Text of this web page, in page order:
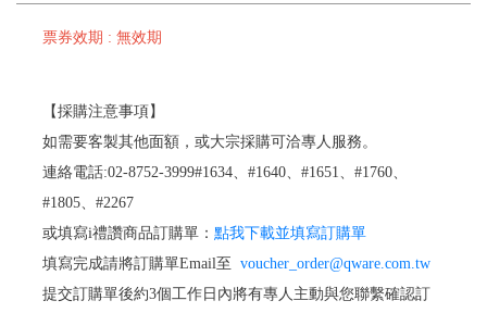
票券效期 : 無效期
【採購注意事項】
如需要客製其他面額，或大宗採購可洽專人服務。
連絡電話:02-8752-3999#1634、#1640、#1651、#1760、
#1805、#2267
或填寫i禮讚商品訂購單： 點我下載並填寫訂購單
填寫完成請將訂購單Email至 voucher_order@qware.com.tw
提交訂購單後約3個工作日內將有專人主動與您聯繫確認訂